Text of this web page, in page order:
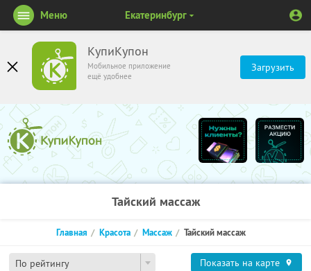
КупиКупон
Мобильное приложение
ещё удобнее
Загрузить
Меню Екатеринбург
Тайский массаж
По рейтингу
Главная Красота Массаж Тайский массаж
Показать на карте